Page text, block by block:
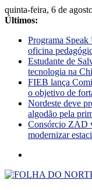
quinta-feira, 6 de
Últimos:
Programa Speak
oficina
Estudante de
tecnologia na
FIEB lança
o objetivo de
Nordeste deve
algodão pela
Consórcio ZAD
modernizar